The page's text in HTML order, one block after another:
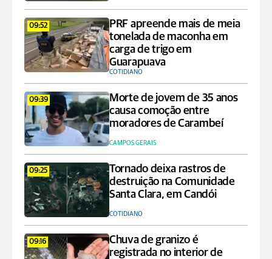
09:52
PRF apreende mais de meia
tonelada de maconha em
carga de trigo em
Guarapuava
COTIDIANO
09:39
Morte de jovem de 35 anos
causa comoção entre
moradores de Carambeí
CAMPOS GERAIS
09:25
Tornado deixa rastros de
destruição na Comunidade
Santa Clara, em Candói
COTIDIANO
09:16
Chuva de granizo é
registrada no interior de